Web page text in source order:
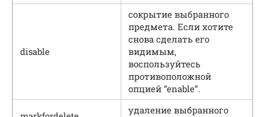
disable
сокрытие выбранного
предмета. Если хотите
снова сделать его
видимым,
воспользуйтесь
противоположной
опцией “enable”.
удаление выбранного